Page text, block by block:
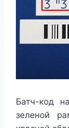
Батч-код
зеленой